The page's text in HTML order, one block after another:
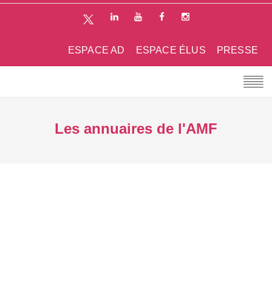
PRESSE
ESPACE ÉLUS
ESPACE AD
Les annuaires de l'AMF